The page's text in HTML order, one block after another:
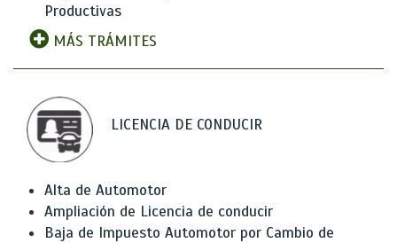
Productivas
MÁS TRÁMITES
LICENCIA DE CONDUCIR
Alta de Automotor
Ampliación de Licencia de conducir
Baja de Impuesto Automotor por Cambio de